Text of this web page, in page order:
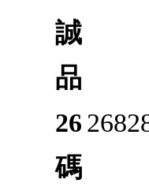
誠
品
26
碼